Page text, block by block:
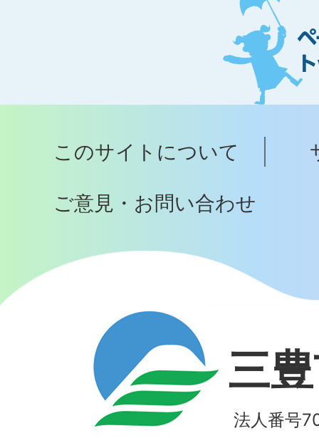
ー
ジ
ト
ッ
へ
このサイトについて
ご意見・お問い合わせ
三
法人番号